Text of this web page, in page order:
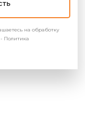
на обработку
Политика